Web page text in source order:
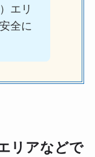
エリ
全に
リアなどで